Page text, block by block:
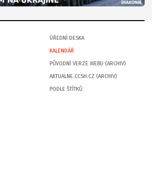
ÚŘEDNÍ DESKA
KALENDÁŘ
PŮVODNÍ VERZE WEBU (ARCHIV)
AKTUALNE.CCSH.CZ (ARCHIV)
PODLE ŠTÍTKŮ